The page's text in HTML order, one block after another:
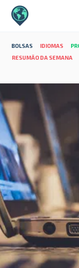
BOLSAS IDIOMAS
RESUMÃO DA SEMANA